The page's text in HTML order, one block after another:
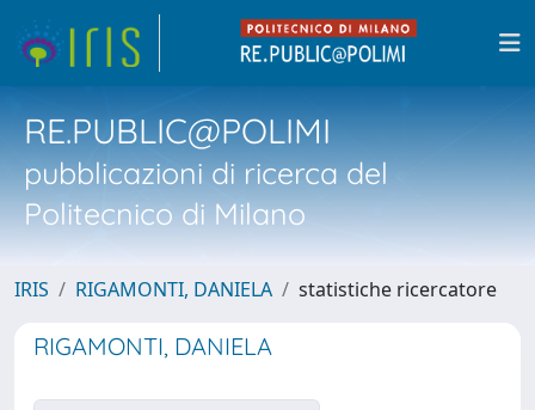
RE.PUBLIC@POLIMI
pubblicazioni di ricerca del
Politecnico di Milano
IRIS RIGAMONTI, DANIELA statistiche ricercatore
RIGAMONTI, DANIELA